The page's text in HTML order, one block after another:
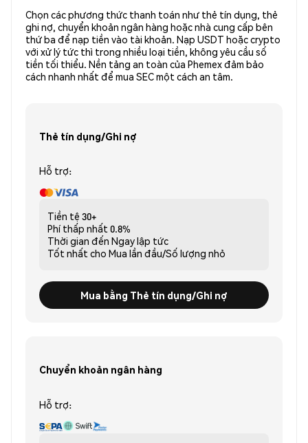
Chọn các phương thức thanh toán như thẻ tín dụng, thẻ
ghi nợ, chuyển khoản ngân hàng hoặc nhà cung cấp bên
thứ ba để nạp tiền vào tài khoản. Nạp USDT hoặc crypto
với xử lý tức thì trong nhiều loại tiền, không yêu cầu số
tiền tối thiểu. Nền tảng an toàn của Phemex đảm bảo
cách nhanh nhất để mua SEC một cách an tâm.
Thẻ tín dụng/Ghi nợ
Hỗ trợ:
Tiền tệ 30+
Phí thấp nhất 0.8%
Thời gian đến Ngay lập tức
Tốt nhất cho Mua lần đầu/Số lượng nhỏ
Mua bằng Thẻ tín dụng/Ghi nợ
Chuyển khoản ngân hàng
Hỗ trợ: